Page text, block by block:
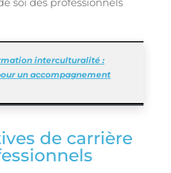
interculturalité :
un accompagnement
de carrière